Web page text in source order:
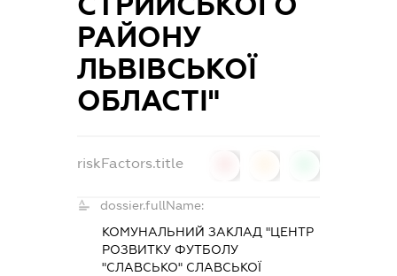
РАЙОНУ
ЛЬВІВСЬКОЇ
ОБЛАСТІ"
riskFactors.title
dossier.fullName:
КОМУНАЛЬНИЙ ЗАКЛАД "ЦЕНТР
РОЗВИТКУ ФУТБОЛУ
"СЛАВСЬКО" СЛАВСЬКОЇ